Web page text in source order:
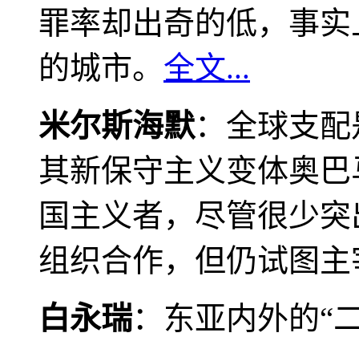
罪率却出奇的低，事
的城市。 全文...
米尔斯海默：全球支
其新保守主义变体奥
国主义者，尽管很少
组织合作，但仍试图
白永瑞：东亚内外的“